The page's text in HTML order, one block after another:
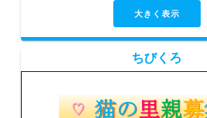
大きく表示
ちびくろ